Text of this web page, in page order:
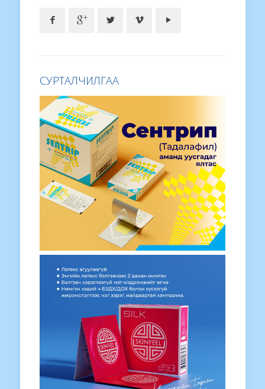
СУРТАЛЧИЛГАА